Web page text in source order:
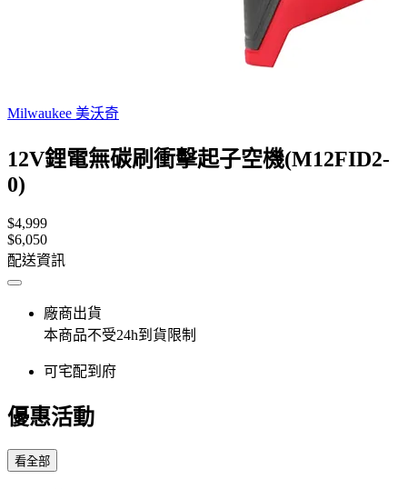
Milwaukee 美沃奇
12V鋰電無碳刷衝擊起子空機(M12FID2-
0)
$4,999
$6,050
配送資訊
廠商出貨
本商品不受24h到貨限制
可宅配到府
優惠活動
看全部